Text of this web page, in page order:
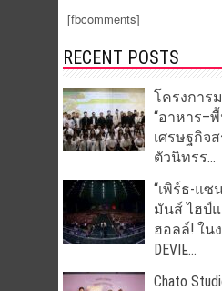
[fbcomments]
RECENT POSTS
โครงการ
“อาหาร–
เศรษฐกิจ
ตัวนิทรร...
“เพิร์ธ-แซ
มันส์ ไฮป์
ฮอลล์! ในง
DEVIL̵...
Chato